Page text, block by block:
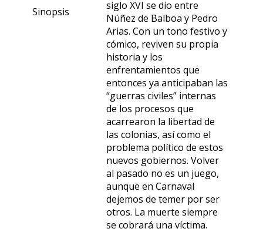
Sinopsis
siglo XVI se dio entre
Núñez de Balboa y Pedro
Arias. Con un tono festivo y
cómico, reviven su propia
historia y los
enfrentamientos que
entonces ya anticipaban las
“guerras civiles” internas
de los procesos que
acarrearon la libertad de
las colonias, así como el
problema político de estos
nuevos gobiernos. Volver
al pasado no es un juego,
aunque en Carnaval
dejemos de temer por ser
otros. La muerte siempre
se cobrará una víctima.